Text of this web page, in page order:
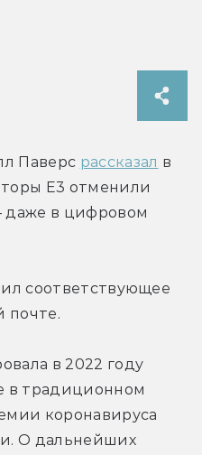
Паверс рассказал в
E3 отменили
даже в цифровом
соответствующее
почте.
в 2022 году
в традиционном
коронавируса
О дальнейших